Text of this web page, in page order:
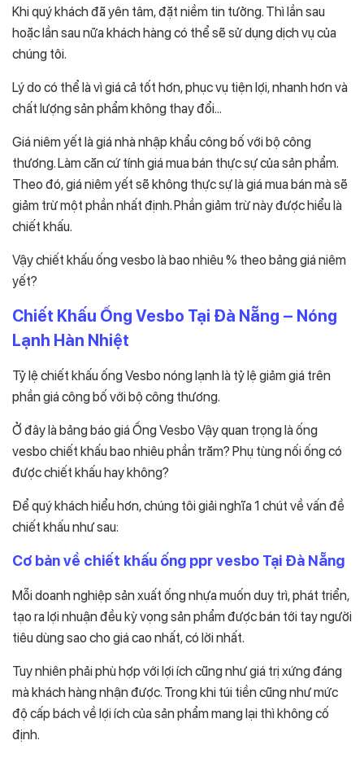
Khi quý khách đã yên tâm, đặt niềm tin tưởng. Thì lần sau
hoặc lần sau nữa khách hàng có thể sẽ sử dụng dịch vụ của
chúng tôi.
Lý do có thể là vì giá cả tốt hơn, phục vụ tiện lợi, nhanh hơn và
chất lượng sản phẩm không thay đổi…
Giá niêm yết là giá nhà nhập khẩu công bố với bộ công
thương. Làm căn cứ tính giá mua bán thực sự của sản phẩm.
Theo đó, giá niêm yết sẽ không thực sự là giá mua bán mà sẽ
giảm trừ một phần nhất định. Phần giảm trừ này được hiểu là
chiết khấu.
Vậy chiết khấu ống vesbo là bao nhiêu % theo bảng giá niêm
yết?
Chiết Khấu Ống Vesbo Tại Đà Nẵng – Nóng
Lạnh Hàn Nhiệt
Tỷ lệ chiết khấu ống Vesbo nóng lạnh là tỷ lệ giảm giá trên
phần giá công bố với bộ công thương.
Ở đây là bảng báo giá Ống Vesbo Vậy quan trọng là ống
vesbo chiết khấu bao nhiêu phần trăm? Phụ tùng nối ống có
được chiết khấu hay không?
Để quý khách hiểu hơn, chúng tôi giải nghĩa 1 chút về vấn đề
chiết khấu như sau:
Cơ bản về chiết khấu ống ppr vesbo Tại Đà Nẵng
Mỗi doanh nghiệp sản xuất ống nhựa muốn duy trì, phát triển,
tạo ra lợi nhuận đều kỳ vọng sản phẩm được bán tới tay người
tiêu dùng sao cho giá cao nhất, có lời nhất.
Tuy nhiên phải phù hợp với lợi ích cũng như giá trị xứng đáng
mà khách hàng nhận được. Trong khi túi tiền cũng như mức
độ cấp bách về lợi ích của sản phẩm mang lại thì không cố
định.